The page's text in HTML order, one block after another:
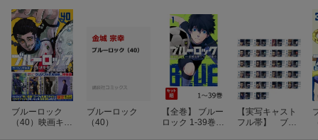
ブルーロック
（40）映画キャ
ブルーロック
（40）
【全巻】 ブルー
ロック 1-39巻セ
【実写キャスト
フル帯】 ブル